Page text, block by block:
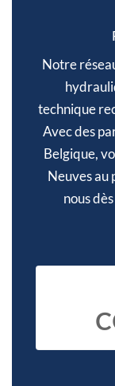
Notre
technique
Avec des
Belgique,
Neuves au
nous